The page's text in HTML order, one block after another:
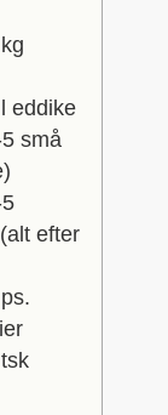
kg
l eddike
små
(alt efter
ps.
tsk